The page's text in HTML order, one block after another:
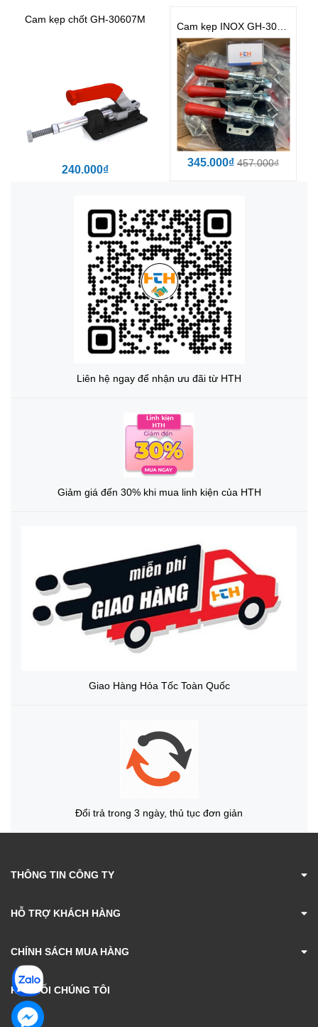
Cam kẹp chốt GH-30607M
240.000₫
345.000₫ 457.000₫
Liên hệ ngay để nhận ưu đãi từ HTH
Giảm giá đến 30% khi mua linh kiện của HTH
Giao Hàng Hỏa Tốc Toàn Quốc
Đổi trả trong 3 ngày, thủ tục đơn giản
THÔNG TIN CÔNG TY
HỖ TRỢ KHÁCH HÀNG
CHÍNH SÁCH MUA HÀNG
KẾT NỐI CHÚNG TÔI